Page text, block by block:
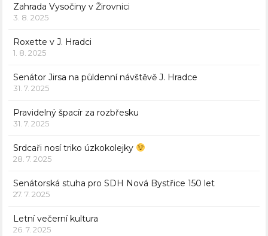
Zahrada Vysočiny v Žirovnici
3. 8. 2025
Roxette v J. Hradci
1. 8. 2025
Senátor Jirsa na půldenní návštěvě J. Hradce
31. 7. 2025
Pravidelný špacír za rozbřesku
31. 7. 2025
Srdcaři nosí triko úzkokolejky
28. 7. 2025
Senátorská stuha pro SDH Nová Bystřice 150 let
27. 7. 2025
Letní večerní kultura
26. 7. 2025